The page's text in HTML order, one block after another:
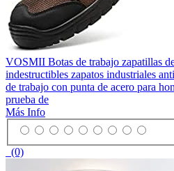
VOSMII Botas de trabajo zapatillas
indestructibles zapatos industriales
de trabajo con punta de acero para
prueba de
Más Info
(0)